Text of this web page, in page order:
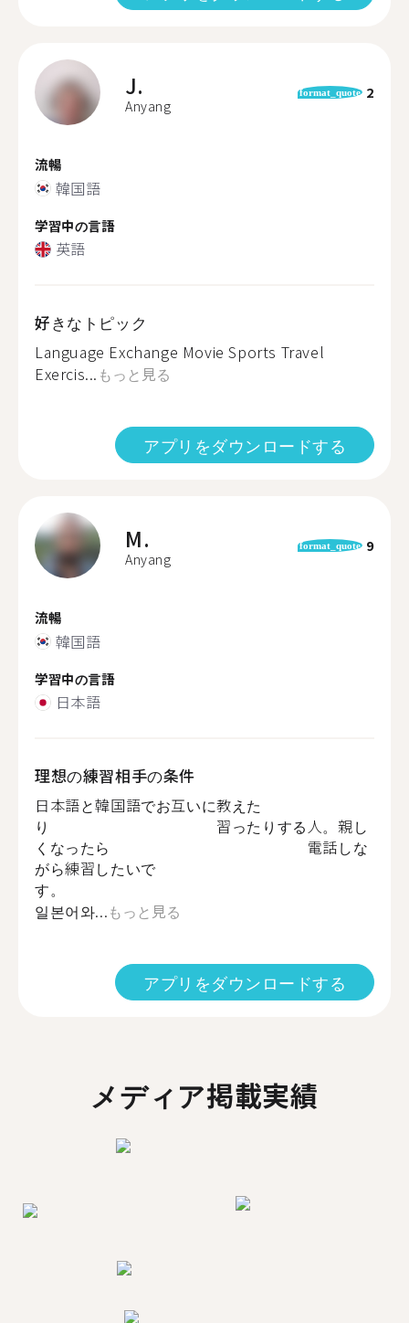
J.
Anyang
format_quote 2
流暢
韓国語
学習中の言語
英語
好きなトピック
Language Exchange Movie Sports Travel
Exercis... もっと見る
アプリをダウンロードする
M.
Anyang
format_quote 9
流暢
韓国語
学習中の言語
日本語
理想の練習相手の条件
日本語と韓国語でお互いに教えた
り 習ったりする人。親し
くなったら 電話しな
がら練習したいで
す。
일본어와...もっと見る
アプリをダウンロードする
メディア掲載実績